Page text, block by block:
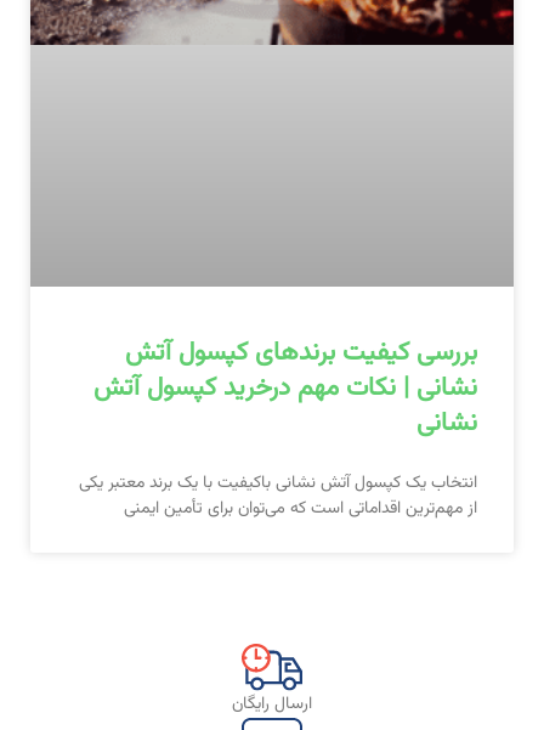
بررسی کیفیت برندهای کپسول آتش
نشانی | نکات مهم درخرید کپسول آتش
نشانی
انتخاب یک کپسول آتش نشانی باکیفیت با یک برند معتبر یکی
از مهم‌ترین اقداماتی است که می‌توان برای تأمین ایمنی
ارسال رایگان